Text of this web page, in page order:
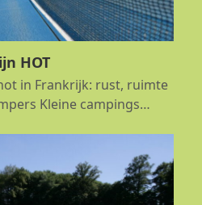
HOT
in Frankrijk: rust, ruimte
Kleine campings…